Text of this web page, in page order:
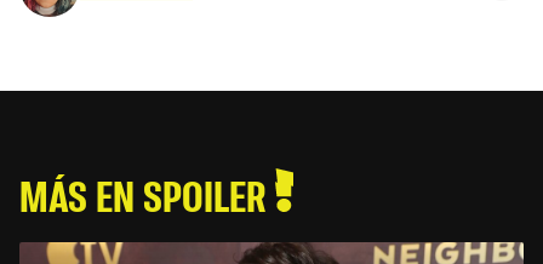
MÁS EN SPOILER